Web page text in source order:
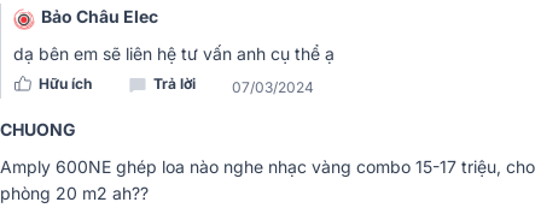
được can nhiễu bên ngoài cho chất lượng tốt nhất.
Linh kiện hiện đại
Hãng Denon là một trong những thương hiệu hàng đầu về sản phẩm
âm thanh. Chất lượng linh kiện mỗi sản phẩm của hàng luôn là yếu
PMA-600NE cũng không phải ngoại lệ.
Bảo Châu Elec
dạ bên em sẽ liên hệ tư vấn anh cụ thể ạ
Hữu ích Trả lời 07/03/2024
CHUONG
Amply 600NE ghép loa nào nghe nhạc vàng combo 15-17 triệu, cho
phòng 20 m2 ah??